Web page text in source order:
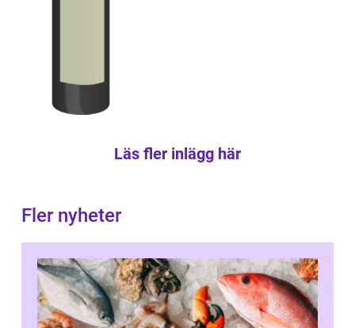
Läs fler inlägg här
Fler nyheter